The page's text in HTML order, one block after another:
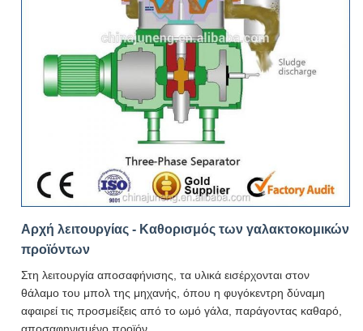
Αρχή λειτουργίας - Καθορισμός των γαλακτοκομικών
προϊόντων
Στη λειτουργία αποσαφήνισης, τα υλικά εισέρχονται στον
θάλαμο του μπολ της μηχανής, όπου η φυγόκεντρη δύναμη
αφαιρεί τις προσμείξεις από το ωμό γάλα, παράγοντας καθαρό,